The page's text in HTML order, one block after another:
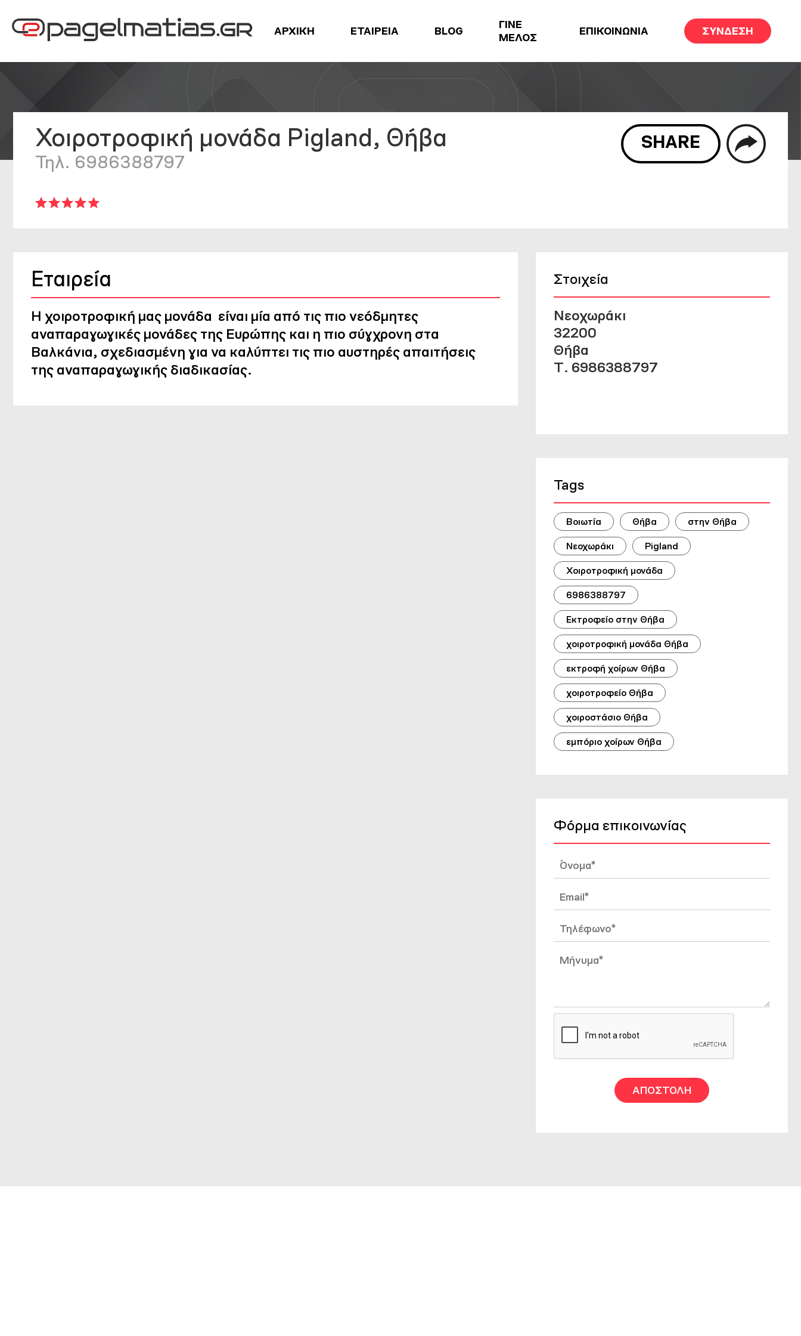
ΑΡΧΙΚΗ ΕΤΑΙΡΕΙΑ BLOG
ΓΙΝΕ
ΜΕΛΟΣ
ΕΠΙΚΟΙΝΩΝΙΑ ΣΥΝΔΕΣΗ
Χοιροτροφική μονάδα Pigland, Θήβα
Τηλ. 6986388797
SHARE
Εταιρεία
Η χοιροτροφική μας μονάδα είναι μία από τις πιο νεόδμητες
αναπαραγωγικές μονάδες της Ευρώπης και η πιο σύγχρονη στα
Βαλκάνια, σχεδιασμένη για να καλύπτει τις πιο αυστηρές απαιτήσεις
της αναπαραγωγικής διαδικασίας.
Στοιχεία
Νεοχωράκι
32200
Θήβα
Τ. 6986388797
Tags
Βοιωτία Θήβα στην Θήβα
Νεοχωράκι Pigland
Χοιροτροφική μονάδα
6986388797
Εκτροφείο στην Θήβα
χοιροτροφική μονάδα Θήβα
εκτροφή χοίρων Θήβα
χοιροτροφείο Θήβα
χοιροστάσιο Θήβα
εμπόριο χοίρων Θήβα
Φόρμα επικοινωνίας